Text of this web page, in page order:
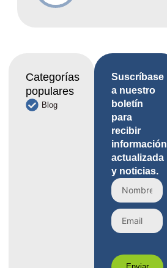
Categorías
populares
Blog
Suscríbase
a nuestro
boletín
para
recibir
información
actualizada
y noticias.